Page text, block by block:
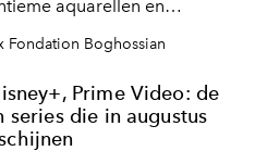
aquarellen en
de Franse kunstenaar
werk de herinnering
een bestemming of een
Fondation Boghossian
Prime Video: de
series die in augustus